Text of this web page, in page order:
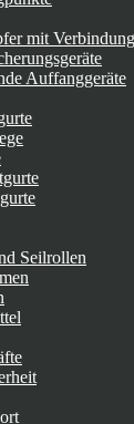
mit
Auffanggeräte
Seilrollen